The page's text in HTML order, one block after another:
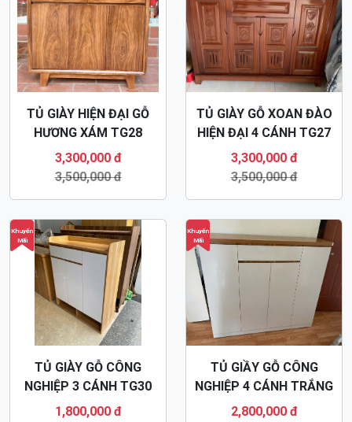
TỦ GIÀY HIỆN ĐẠI GỖ
HƯƠNG XÁM TG28
3,300,000 đ
3,500,000 đ
TỦ GIÀY GỖ XOAN ĐÀO
HIỆN ĐẠI 4 CÁNH TG27
3,300,000 đ
3,500,000 đ
Khuyến
Mãi
TỦ GIÀY GỖ CÔNG
NGHIỆP 3 CÁNH TG30
1,800,000 đ
Khuyến
Mãi
TỦ GIẦY GỖ CÔNG
NGHIỆP 4 CÁNH TRẮNG
HIỆN ĐẠI TG32
2,800,000 đ